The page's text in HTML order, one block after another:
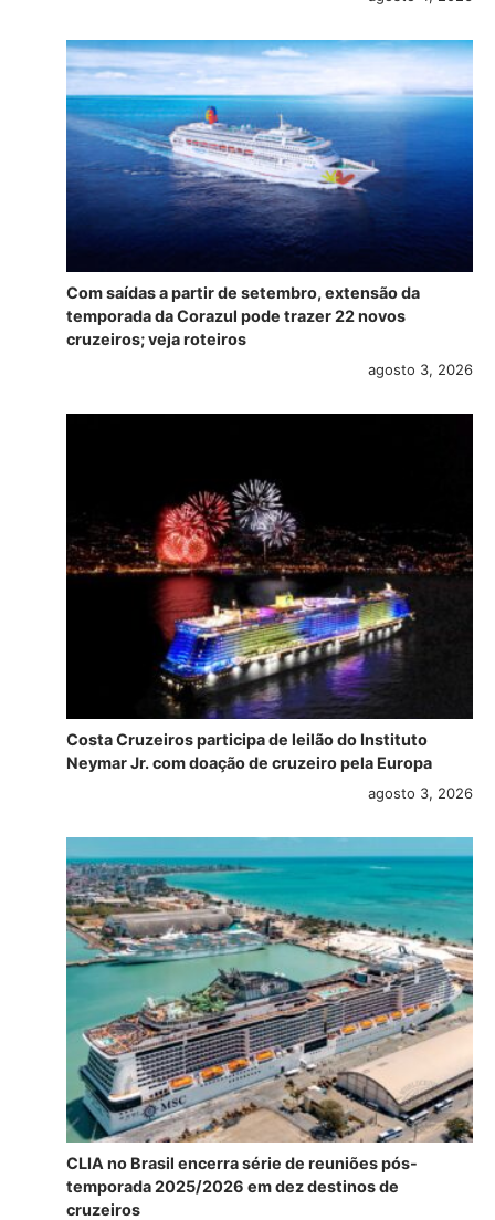
Com saídas a partir de setembro, extensão da
temporada da Corazul pode trazer 22 novos
cruzeiros; veja roteiros
agosto 3, 2026
Costa Cruzeiros participa de leilão do Instituto
Neymar Jr. com doação de cruzeiro pela Europa
agosto 3, 2026
CLIA no Brasil encerra série de reuniões pós-
temporada 2025/2026 em dez destinos de
cruzeiros